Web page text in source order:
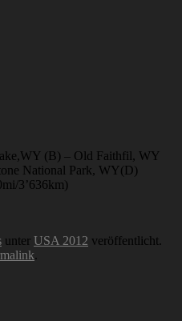
(B) – Old Faithfil, WY
National Park, WY(D)
3’636km)
unter USA 2012 veröffentlicht.
.